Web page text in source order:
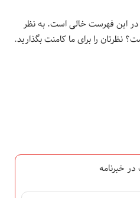
در این فهرست خالی است. به نظر
نظرتان را برای ما کامنت بگذارید.
خبرنامه